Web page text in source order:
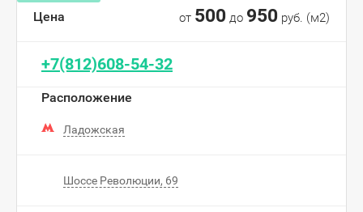
Цена от 500до 950руб. (м2)
+7(812)608-54-32
Расположение
Ладожская
Шоссе Революции, 69